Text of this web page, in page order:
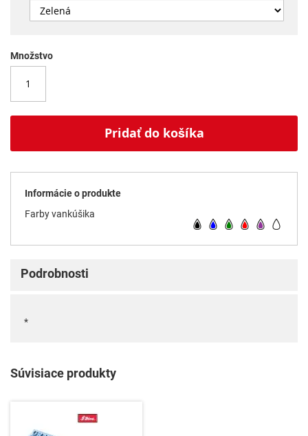
Množstvo
Pridať do košíka
Informácie o produkte
Farby vankúšika
Podrobnosti
*
Súvisiace produkty